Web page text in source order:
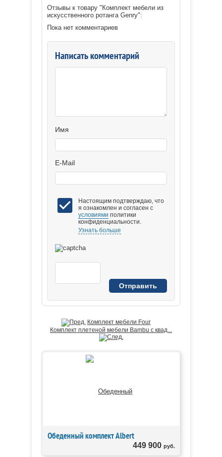
Отзывы к товару "Комплект мебели из
искусственного ротанга Genry":
Пока нет комментариев
Написать комментарий
Имя
E-Mail
Настоящим подтверждаю, что
я ознакомлен и согласен с
условиями политики
конфиденциальности.
Узнать больше
Комплект мебели Four
Комплект плетеной мебели Bambu с квад...
Обеденный комплект Albert
449 900 руб.